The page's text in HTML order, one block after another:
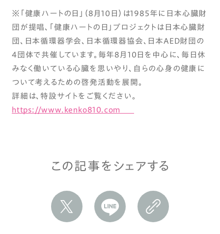
※「健康ハートの日」（8月10日）は1985年に日本心臓財
団が提唱、「健康ハートの日」プロジェクトは日本心臓財
団、日本循環器学会、日本循環器協会、日本AED財団の
4団体で共催しています。毎年8月10日を中心に、毎日休
みなく働いている心臓を思いやり、自らの心身の健康に
ついて考えるための啓発活動を展開。
詳細は、特設サイトをご覧ください。
https://www.kenko810.com
この記事をシェアする